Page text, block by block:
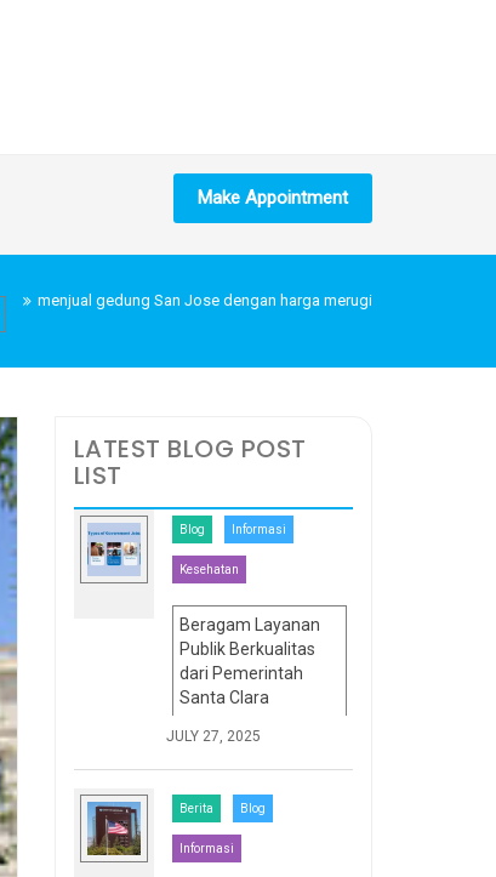
Make Appointment
menjual gedung San Jose dengan harga merugi
LATEST BLOG POST
LIST
Blog Informasi
Kesehatan
Beragam Layanan
Publik Berkualitas
dari Pemerintah
Santa Clara
JULY 27, 2025
Berita Blog
Informasi